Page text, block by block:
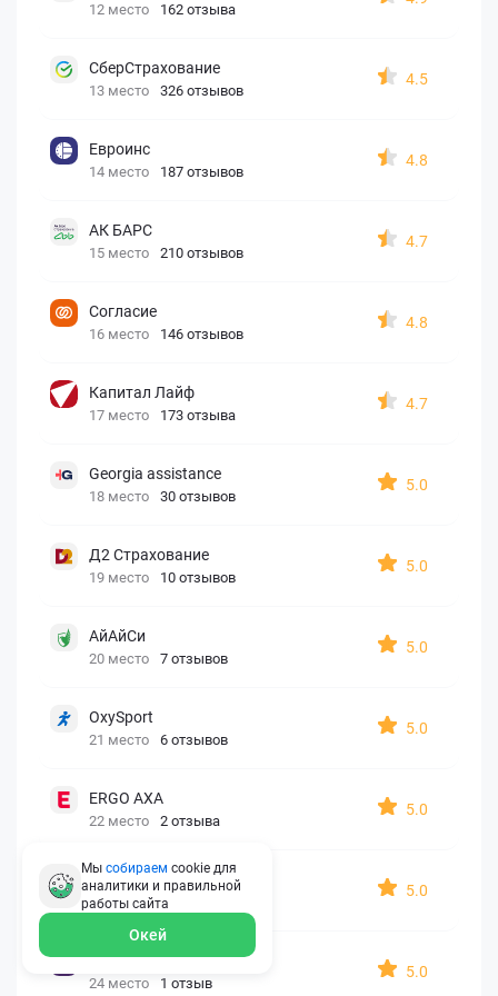
12 место 162 отзыва
СберСтрахование
13 место 326 отзывов
4.5
Евроинс
14 место 187 отзывов
4.8
АК БАРС
15 место 210 отзывов
4.7
Согласие
16 место 146 отзывов
4.8
Капитал Лайф
17 место 173 отзыва
4.7
Georgia assistance
18 место 30 отзывов
5.0
Д2 Страхование
19 место 10 отзывов
5.0
АйАйСи
20 место 7 отзывов
5.0
OxySport
21 место 6 отзывов
5.0
ERGO AXA
22 место 2 отзыва
5.0
Oxy Travel Premium
23 место 1 отзыв
5.0
УралСиб
24 место 1 отзыв
5.0
Мы собираем cookie для
аналитики и правильной
работы сайта
Окей